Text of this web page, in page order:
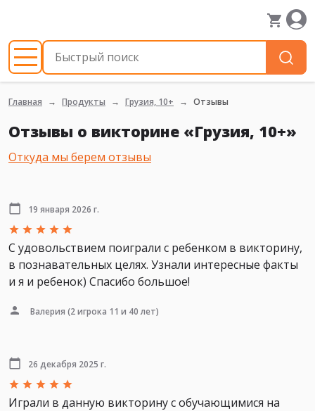
Главная Продукты Грузия, 10+ Отзывы
Отзывы о викторине «Грузия, 10+»
Откуда мы берем отзывы
19 января 2026 г.
С удовольствием поиграли с ребенком в викторину,
в познавательных целях. Узнали интересные факты
и я и ребенок) Спасибо большое!
Валерия (2 игрока 11 и 40 лет)
26 декабря 2025 г.
Играли в данную викторину с обучающимися на